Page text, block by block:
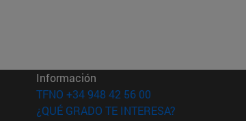
Información
TFNO +34 948 42 56 00
¿QUÉ GRADO TE INTERESA?